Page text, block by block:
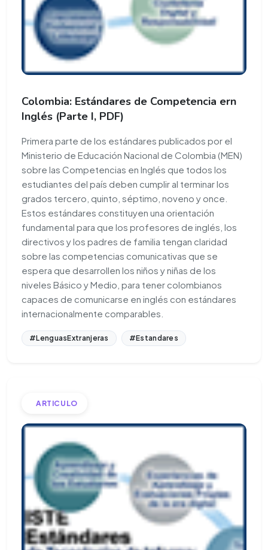
Colombia: Estándares de Competencia ern
Inglés (Parte I, PDF)
Primera parte de los estándares publicados por el
Ministerio de Educación Nacional de Colombia (MEN)
sobre las Competencias en Inglés que todos los
estudiantes del país deben cumplir al terminar los
grados tercero, quinto, séptimo, noveno y once.
Estos estándares constituyen una orientación
fundamental para que los profesores de inglés, los
directivos y los padres de familia tengan claridad
sobre las competencias comunicativas que se
espera que desarrollen los niños y niñas de los
niveles Básico y Medio, para tener colombianos
capaces de comunicarse en inglés con estándares
internacionalmente comparables.
#LenguasExtranjeras #Estandares
ARTICULO